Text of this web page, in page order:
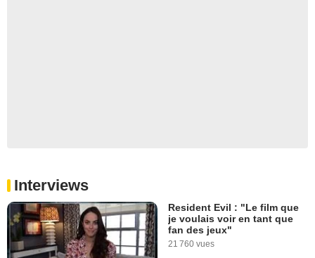
Interviews
Resident Evil : "Le film que
je voulais voir en tant que
fan des jeux"
21 760 vues